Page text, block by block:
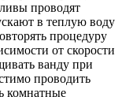
проводят
в теплую воду
процедуру
от скорости
ванду при
проводить
комнатные